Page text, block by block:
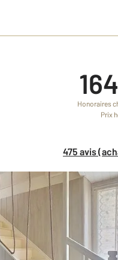
Honoraires
Prix
475 avis